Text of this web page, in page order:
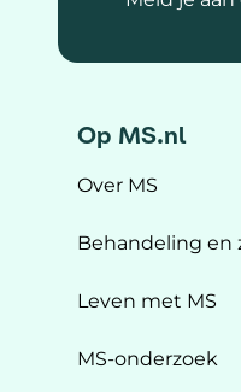
Op MS.nl
Over MS
Behandeling en
Leven met MS
MS-onderzoek